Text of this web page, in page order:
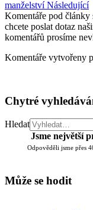
manželstvíNásledující
Komentáře pod
chcete poslat dotaz
komentářů prosíme
Komentáře vytvořeny
Chytré
Hledat
Jsme největší
Odpověděli jsme přes
Může se hodit